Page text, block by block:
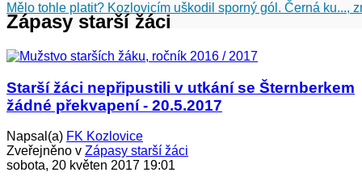
Mělo tohle platit? Kozlovicím uškodil sporný gól. Černá ku...,
Zápasy starší žáci
Starší žáci nepřipustili v utkání se Šternberkem
žádné překvapení - 20.5.2017
Napsal(a) FK Kozlovice
Zveřejněno v Zápasy starší žáci
sobota, 20 květen 2017 19:01